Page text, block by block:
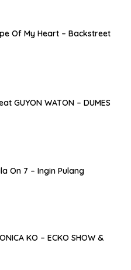
Of My Heart – Backstreet
GUYON WATON – DUMES
On 7 – Ingin Pulang
KO – ECKO SHOW &